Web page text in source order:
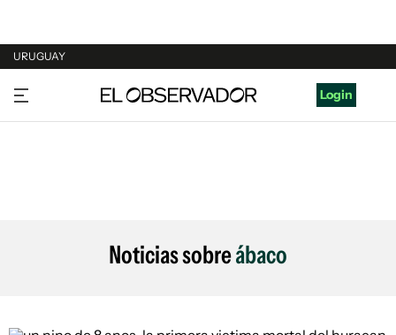
URUGUAY
URUGUAY
ARGENTINA
Login
Noticias sobreábaco